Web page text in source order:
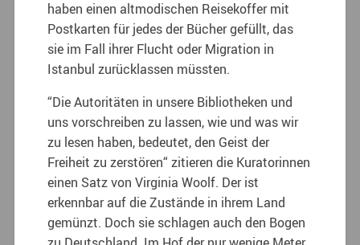
haben einen altmodischen Reisekoffer mit
Postkarten für jedes der Bücher gefüllt, das
sie im Fall ihrer Flucht oder Migration in
Istanbul zurücklassen müssten.
“Die Autoritäten in unsere Bibliotheken und
uns vorschreiben zu lassen, wie und was wir
zu lesen haben, bedeutet, den Geist der
Freiheit zu zerstören“ zitieren die Kuratorinnen
einen Satz von Virginia Woolf. Der ist
erkennbar auf die Zustände in ihrem Land
gemünzt. Doch sie schlagen auch den Bogen